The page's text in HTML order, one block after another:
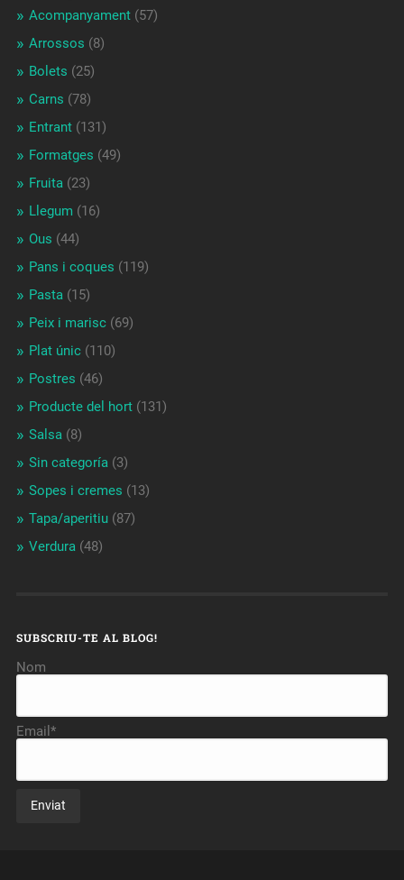
Acompanyament(57)
Arrossos (8)
Bolets (25)
Carns (78)
Entrant(131)
Formatges (49)
Fruita(23)
Llegum (16)
Ous (44)
Pans i coques (119)
Pasta(15)
Peix i marisc(69)
Plat únic(110)
Postres (46)
Producte del hort(131)
Salsa(8)
Sin categoría(3)
Sopes i cremes (13)
Tapa/aperitiu(87)
Verdura(48)
SUBSCRIU-TE AL BLOG!
Nom
Email*